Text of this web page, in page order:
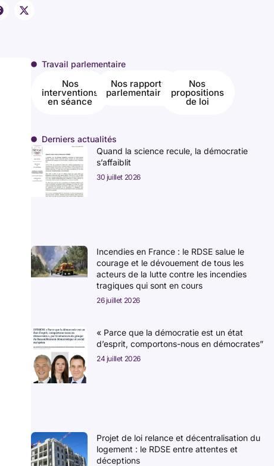
Travail parlementaire
Nos
interventions
en séance
Nos rapports
parlementaires
Nos
propositions
de loi
Derniers actualités
Quand la science recule, la démocratie
s’affaiblit
30 juillet 2026
Incendies en France : le RDSE salue le
courage et le dévouement de tous les
acteurs de la lutte contre les incendies
tragiques qui sont en cours
26 juillet 2026
« Parce que la démocratie est un état
d’esprit, comportons-nous en démocrates”
24 juillet 2026
Projet de loi relance et décentralisation du
logement : le RDSE entre attentes et
déceptions